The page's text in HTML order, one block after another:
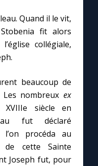
Quand il le vit,
fit alors
collégiale,
beaucoup de
nombreux ex
siècle en
fut déclaré
procéda au
de cette Sainte
Joseph fut, pour